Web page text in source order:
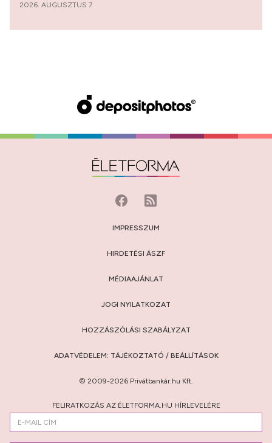
2026. AUGUSZTUS 7.
IMPRESSZUM
HIRDETÉSI ÁSZF
MÉDIAAJÁNLAT
JOGI NYILATKOZAT
HOZZÁSZÓLÁSI SZABÁLYZAT
ADATVÉDELEM: TÁJÉKOZTATÓ / BEÁLLÍTÁSOK
© 2009-2026 Privátbankár.hu Kft.
FELIRATKOZÁS AZ ÉLETFORMA.HU HÍRLEVELÉRE